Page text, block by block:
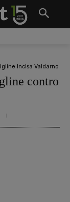
Incisa Valdarno
contro